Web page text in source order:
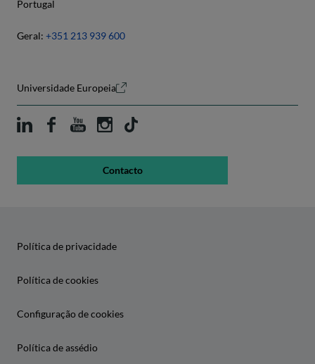
Portugal
Geral: +351 213 939 600
Universidade Europeia
Contacto
Política de privacidade
Política de cookies
Configuração de cookies
Política de assédio